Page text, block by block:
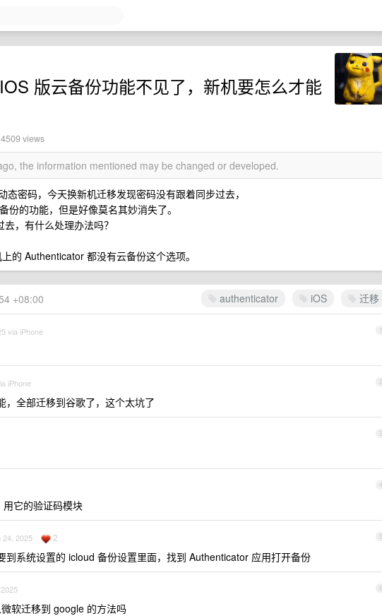
版云备份功能不见了，新机要怎么才能
4509 views
the information mentioned may be changed or developed.
密码，今天换新机迁移发现密码没有跟着同步过去，
份的功能，但是好像莫名其妙消失了。
，有什么处理办法吗？
的 Authenticator 都没有云备份这个选项。
authenticator iOS 迁移
+08:00
1
via iPhone
2
iPhone
，全部迁移到谷歌了，这个太坑了
3
4
用它的验证码模块
5
24, 2025 2
到系统设置的 icloud 备份设置里面，找到 Authenticator 应用打开备份
6
软迁移到 google 的方法吗